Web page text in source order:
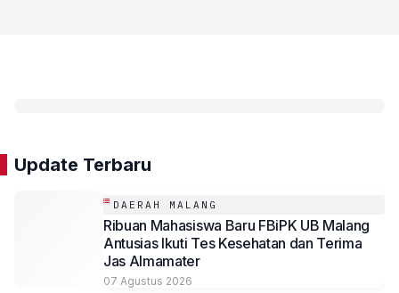
Update Terbaru
DAERAH MALANG
Ribuan Mahasiswa Baru FBiPK UB Malang
Antusias Ikuti Tes Kesehatan dan Terima
Jas Almamater
07 Agustus 2026